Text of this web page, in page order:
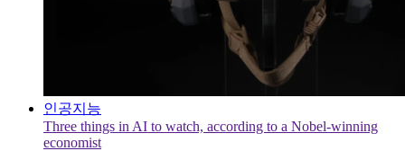
인공지능
Three things in AI to watch, according to a Nobel-winning
economist